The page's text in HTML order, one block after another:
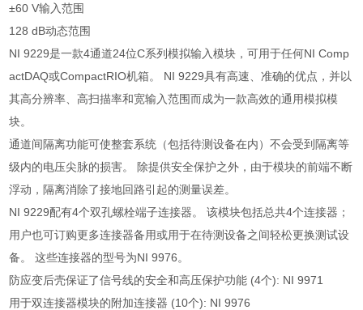
±60 V输入范围
128 dB动态范围
NI 9229是一款4通道24位C系列模拟输入模块，可用于任何NI Comp
actDAQ或CompactRIO机箱。 NI 9229具有高速、准确的优点，并以
其高分辨率、高扫描率和宽输入范围而成为一款高效的通用模拟模
块。
通道间隔离功能可使整套系统（包括待测设备在内）不会受到隔离等
级内的电压尖脉的损害。 除提供安全保护之外，由于模块的前端不断
浮动，隔离消除了接地回路引起的测量误差。
NI 9229配有4个双孔螺栓端子连接器。 该模块包括总共4个连接器；
用户也可订购更多连接器备用或用于在待测设备之间轻松更换测试设
备。 这些连接器的型号为NI 9976。
防应变后壳保证了信号线的安全和高压保护功能 (4个): NI 9971
用于双连接器模块的附加连接器 (10个): NI 9976